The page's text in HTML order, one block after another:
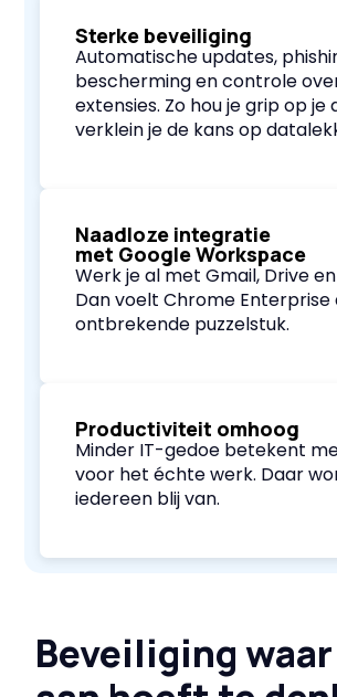
Sterke beveiliging
Automatische updates,
bescherming en controle
extensies. Zo hou je grip op je
verklein je de kans op
Naadloze integratie
met Google Workspace
Werk je al met Gmail, Drive
Dan voelt Chrome Enterprise
ontbrekende puzzelstuk.
Productiviteit omhoog
Minder IT-gedoe betekent
voor het échte werk. Daar
iedereen blij van.
Beveiliging